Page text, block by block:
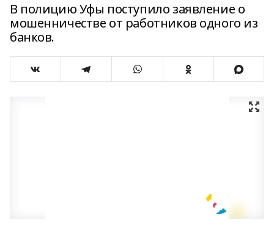
В полицию Уфы поступило заявление о
мошенничестве от работников одного из
банков.